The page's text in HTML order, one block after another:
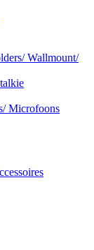
Wallmount/
Microfoons